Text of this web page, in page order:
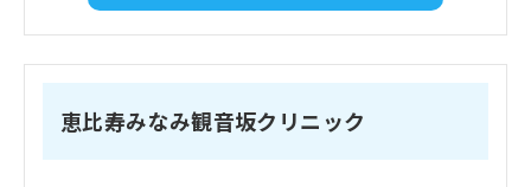
恵比寿みなみ観音坂クリニック